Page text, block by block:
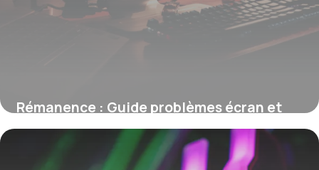
Rémanence : Guide problèmes écran et
solutions